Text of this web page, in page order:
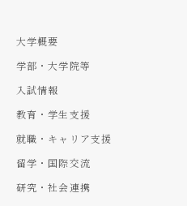
大学概要
学部・大学院等
入試情報
教育・学生支援
就職・キャリア支援
留学・国際交流
研究・社会連携